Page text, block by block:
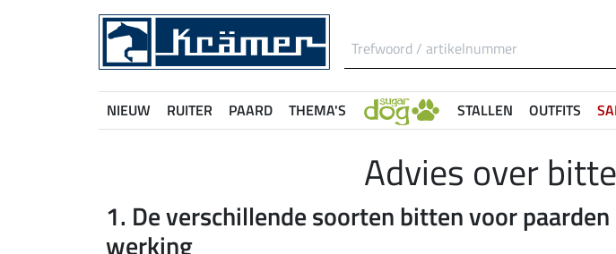
NIEUW RUITER PAARD THEMA'S STALLEN OUTFITS
Advies over
1. De verschillende soorten bitten voor paarden
werking